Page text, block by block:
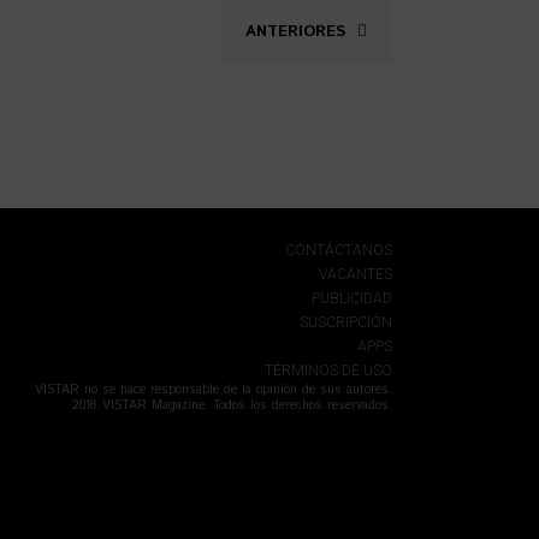
ANTERIORES
CONTÁCTANOS
VACANTES
PUBLICIDAD
SUSCRIPCIÓN
APPS
TÉRMINOS DE USO
VISTAR no se hace responsable de la opinión de sus autores.
2018 VISTAR Magazine. Todos los derechos reservados.